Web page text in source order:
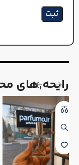
رایحه٬های محبوب